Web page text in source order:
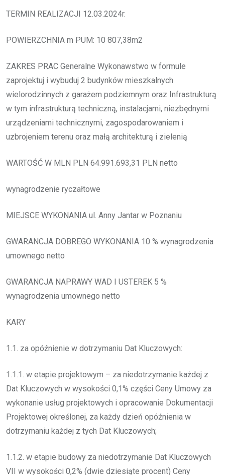
TERMIN REALIZACJI 12.03.2024r.
POWIERZCHNIA m PUM: 10 807,38m2
ZAKRES PRAC Generalne Wykonawstwo w formule
zaprojektuj i wybuduj 2 budynków mieszkalnych
wielorodzinnych z garażem podziemnym oraz Infrastrukturą
w tym infrastrukturą techniczną, instalacjami, niezbędnymi
urządzeniami technicznymi, zagospodarowaniem i
uzbrojeniem terenu oraz małą architekturą i zielenią
WARTOŚĆ W MLN PLN 64.991.693,31 PLN netto
wynagrodzenie ryczałtowe
MIEJSCE WYKONANIA ul. Anny Jantar w Poznaniu
GWARANCJA DOBREGO WYKONANIA 10 % wynagrodzenia
umownego netto
GWARANCJA NAPRAWY WAD I USTEREK 5 %
wynagrodzenia umownego netto
KARY
1.1. za opóźnienie w dotrzymaniu Dat Kluczowych:
1.1.1. w etapie projektowym – za niedotrzymanie każdej z
Dat Kluczowych w wysokości 0,1% części Ceny Umowy za
wykonanie usług projektowych i opracowanie Dokumentacji
Projektowej określonej, za każdy dzień opóźnienia w
dotrzymaniu każdej z tych Dat Kluczowych;
1.1.2. w etapie budowy za niedotrzymanie Dat Kluczowych
VII w wysokości 0,2% (dwie dziesiąte procent) Ceny